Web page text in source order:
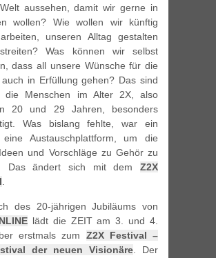
aussehen, damit wir gerne in
wollen? Wie wollen wir künftig
unseren Alltag gestalten
Was können wir selbst
dass all unsere Wünsche für die
in Erfüllung gehen? Das sind
die Menschen im Alter 2X, also
20 und 29 Jahren, besonders
Was bislang fehlte, war ein
eine Austauschplattform, um die
und Vorschläge zu Gehör zu
Das ändert sich mit dem Z2X
.
des 20-jährigen Jubiläums von
lädt die ZEIT am 3. und 4.
erstmals zum Z2X Festival –
der neuen Visionäre. Der